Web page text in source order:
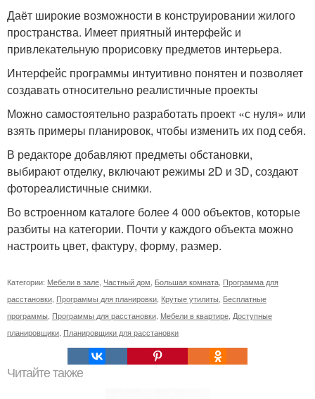
Даёт широкие возможности в конструировании жилого
пространства. Имеет приятный интерфейс и
привлекательную прорисовку предметов интерьера.
Интерфейс программы интуитивно понятен и позволяет
создавать относительно реалистичные проекты
Можно самостоятельно разработать проект «с нуля» или
взять примеры планировок, чтобы изменить их под себя.
В редакторе добавляют предметы обстановки,
выбирают отделку, включают режимы 2D и 3D, создают
фотореалистичные снимки.
Во встроенном каталоге более 4 000 объектов, которые
разбиты на категории. Почти у каждого объекта можно
настроить цвет, фактуру, форму, размер.
Категории: Мебели в зале Частный дом Большая комната Программа для
расстановки Программы для планировки Крутые утилиты Бесплатные
программы Программы для расстановки Мебели в квартире Доступные
планировщики Планировщики для расстановки
Читайте также